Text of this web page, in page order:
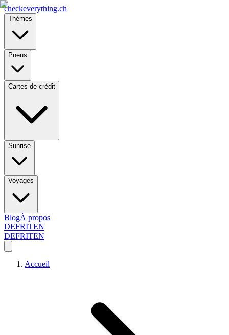
checkeverything.ch
Thèmes
Pneus
Cartes de crédit
Sunrise
Voyages
BlogÀ propos
DEFRITEN
DEFRITEN
Accueil